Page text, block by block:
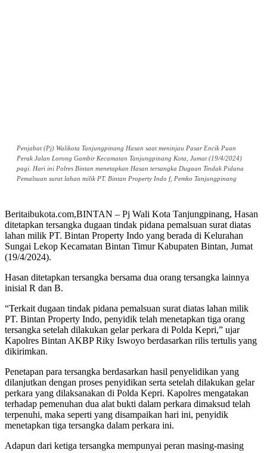
Penjabat (Pj) Walikota Tanjungpinang Hasan saat meninjau Pasar Encik Puan
Perak Jalan Lorong Gambir Kecamatan Tanjungpinang Kota, Jumat (19/4/2024)
pagi. Hari ini Polres Bintan menetapkan Hasan tersangka Dugaan Tindak Pidana
Pemalsuan surat lahan milik PT. Bintan Property Indo f, Pemko Tanjungpinang
Beritaibukota.com,BINTAN – Pj Wali Kota Tanjungpinang, Hasan
ditetapkan tersangka dugaan tindak pidana pemalsuan surat diatas
lahan milik PT. Bintan Property Indo yang berada di Kelurahan
Sungai Lekop Kecamatan Bintan Timur Kabupaten Bintan, Jumat
(19/4/2024).
Hasan ditetapkan tersangka bersama dua orang tersangka lainnya
inisial R dan B.
“Terkait dugaan tindak pidana pemalsuan surat diatas lahan milik
PT. Bintan Property Indo, penyidik telah menetapkan tiga orang
tersangka setelah dilakukan gelar perkara di Polda Kepri,” ujar
Kapolres Bintan AKBP Riky Iswoyo berdasarkan rilis tertulis yang
dikirimkan.
Penetapan para tersangka berdasarkan hasil penyelidikan yang
dilanjutkan dengan proses penyidikan serta setelah dilakukan gelar
perkara yang dilaksanakan di Polda Kepri. Kapolres mengatakan
terhadap pemenuhan dua alat bukti dalam perkara dimaksud telah
terpenuhi, maka seperti yang disampaikan hari ini, penyidik
menetapkan tiga tersangka dalam perkara ini.
Adapun dari ketiga tersangka mempunyai peran masing-masing